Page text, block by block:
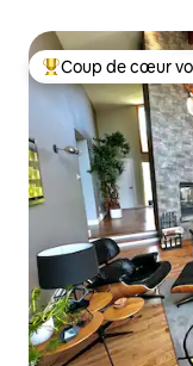
Coup de cœur
Coup de cœur